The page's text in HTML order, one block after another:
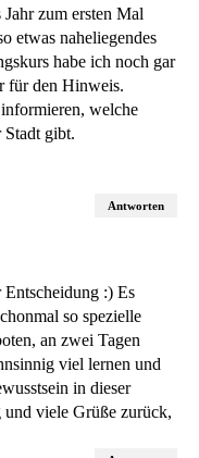
zum ersten Mal
etwas naheliegendes
habe ich noch gar
für den Hinweis.
welche
gibt.
:) Es
so spezielle
an zwei Tagen
viel lernen und
in dieser
viele Grüße zurück,
Antworten